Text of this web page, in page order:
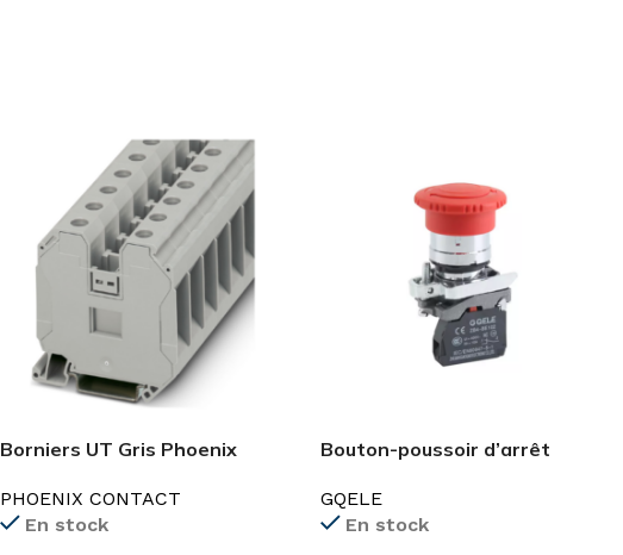
Borniers UT Gris Phoenix
PHOENIX CONTACT
En stock
Bouton-poussoir d’arrêt
GQELE
En stock